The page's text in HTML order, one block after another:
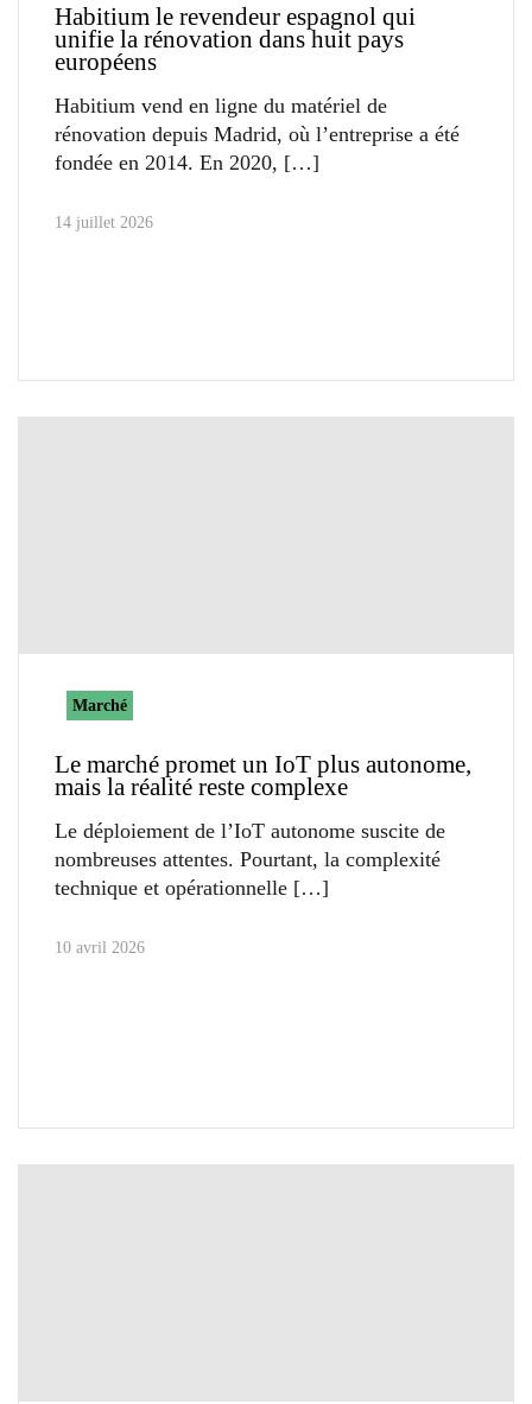
Habitium le revendeur espagnol qui
unifie la rénovation dans huit pays
européens
Habitium vend en ligne du matériel de
rénovation depuis Madrid, où l’entreprise a été
fondée en 2014. En 2020,
14 juillet 2026
Marché
Le marché promet un IoT plus autonome,
mais la réalité reste complexe
Le déploiement de l’IoT autonome suscite de
nombreuses attentes. Pourtant, la complexité
technique et opérationnelle
10 avril 2026